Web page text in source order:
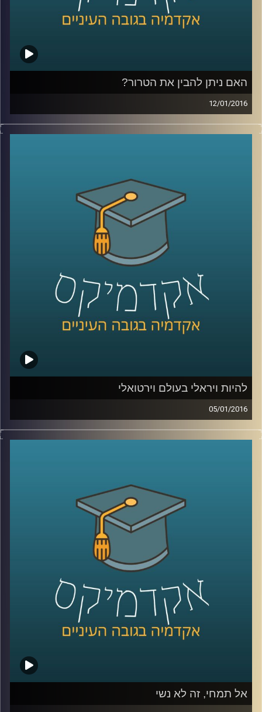
האם ניתן להבין את הטרור?
12/01/2016
הטרור מפחיד ומכעיס אותנו, עד כדי כך שאין
הטרור: מה מטרת העל של ארגוני טרור, והאם
הם עוסקים בזה בלבד, או שפעילויותיהם רחבות
הרבה יותר? סביר כי ההבנה של התמונה
המלאה תעזור למדינות ולקבוצות המותקפות
להתמודד עם הטרור וניסיון ההשתלטות של
האיסלאם הקיצוני. פרופסור אסף מוגדם מספר
קצת על ההיסטוריה של הטרור ומעורבותו של
הטרור במלחמות אזרחים והתקוממויות.
קרדיט תמונות:AudioVersity
להיות ויראלי בעולם וירטואלי
05/01/2016
יש לכם את זה מגיל צעיר, אתם מנהלים יופי של
הדיגיטלי לא היה שם כשהתחלתם את הדרך.
עסקים צריכים ללמוד כיצד להיות דיגטליים,
לשחק את המשחק העסקי והרווחי גם בשוק
הוירטואלי. לא די בפתיחת חשבון פייסבוק או
טוויטר ובניית אתר. דוקטור אמיר עציוני על
אסטרטגיות וירטואליות, הצלחות וכישלונות
קרדיט תמונות:AudioVersity
אל תמחי, זה לא נשי